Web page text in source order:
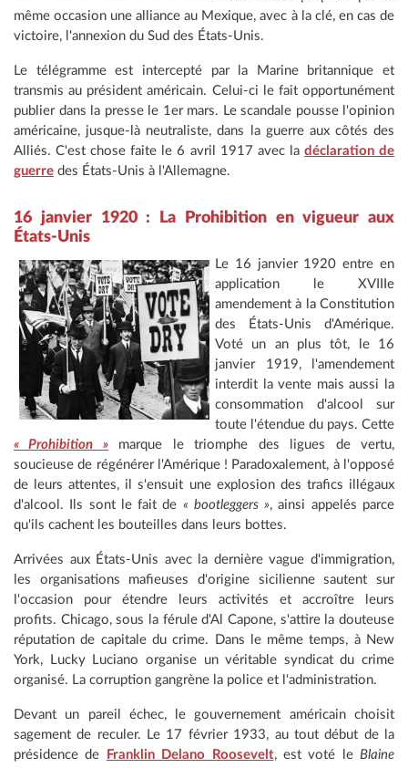
même occasion une alliance au Mexique, avec à la clé, en cas de
victoire, l'annexion du Sud des États-Unis.
Le télégramme est intercepté par la Marine britannique et
transmis au président américain. Celui-ci le fait opportunément
publier dans la presse le 1er mars. Le scandale pousse l'opinion
américaine, jusque-là neutraliste, dans la guerre aux côtés des
Alliés. C'est chose faite le 6 avril 1917 avec la déclaration de
guerre des États-Unis à l'Allemagne.
16 janvier 1920 : La Prohibition en vigueur aux
États-Unis
Le 16 janvier 1920 entre en
application le XVIIIe
amendement à la Constitution
des États-Unis d'Amérique.
Voté un an plus tôt, le 16
janvier 1919, l'amendement
interdit la vente mais aussi la
consommation d'alcool sur
toute l'étendue du pays. Cette
« Prohibition »marque le triomphe des ligues de vertu,
soucieuse de régénérer l'Amérique ! Paradoxalement, à l'opposé
de leurs attentes, il s'ensuit une explosion des trafics illégaux
d'alcool. Ils sont le fait de « bootleggers », ainsi appelés parce
qu'ils cachent les bouteilles dans leurs bottes.
Arrivées aux États-Unis avec la dernière vague d'immigration,
les organisations mafieuses d'origine sicilienne sautent sur
l'occasion pour étendre leurs activités et accroître leurs
profits. Chicago, sous la férule d'Al Capone, s'attire la douteuse
réputation de capitale du crime. Dans le même temps, à New
York, Lucky Luciano organise un véritable syndicat du crime
organisé. La corruption gangrène la police et l'administration.
Devant un pareil échec, le gouvernement américain choisit
sagement de reculer. Le 17 février 1933, au tout début de la
présidence de
Franklin Delano Roosevelt, est voté le Blaine